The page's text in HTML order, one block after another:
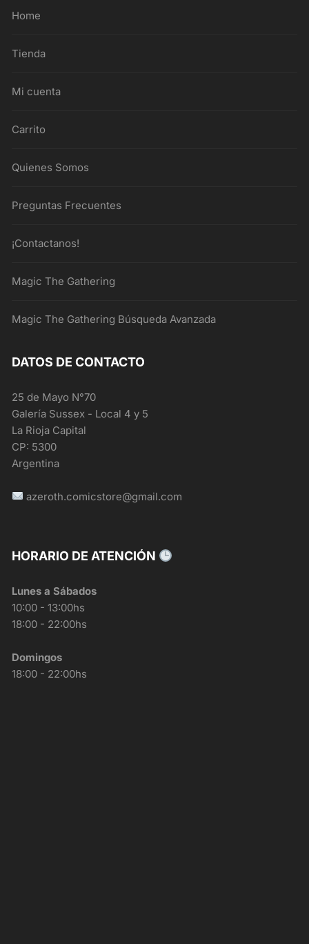
Home
Tienda
Mi cuenta
Carrito
Quienes Somos
Preguntas Frecuentes
¡Contactanos!
Magic The Gathering
Magic The Gathering Búsqueda Avanzada
DATOS DE CONTACTO
25 de Mayo N°70
Galería Sussex - Local 4 y 5
La Rioja Capital
CP: 5300
Argentina
azeroth.comicstore@gmail.com
HORARIO DE ATENCIÓN
Lunes a Sábados
10:00 - 13:00hs
18:00 - 22:00hs
Domingos
18:00 - 22:00hs